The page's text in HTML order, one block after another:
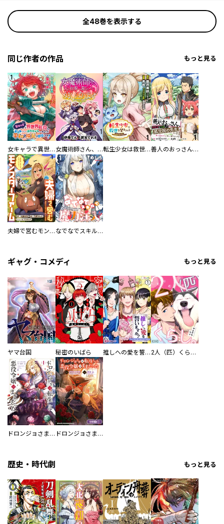
全48巻を表示する
同じ作者の作品 もっと見る
女キャラで異世界転移してチートっぽいけど雑魚キャラなので目立たず平和な庶民を目指します！ 【連載版】 女魔術師さん、元の世界へ還るためにがんばります 【連載版】 転生少女は救世を望まれる 平穏を目指した私は世界の重要人物だったようです 【連載版】 善人のおっさん、冒険者を引退して孤児院の先生になる エルフの嫁と獣人幼女たちと楽しく暮らしてます 【連載版】
夫婦で営むモンスターファーム ～目指せ、まったりスローライフ～ 【連載版】 なでなでスキルで魔力注入！！ 【連載版】
ギャグ・コメディ もっと見る
ヤマ台国 秘密のいばら 推しへの愛を誓いますか？～アラサー女子、推しは逃げぬが人生逃げる～ 2人（匹）くらし。
ドロンジョさまは転生しても悪役令嬢のままだった ドロンジョさまは転生しても悪役令嬢のままだった【分冊版】
歴史・時代劇 もっと見る